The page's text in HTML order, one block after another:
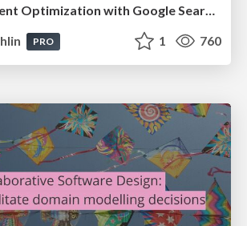
Efficient Content Optimization with Google Search Console & Apps Script
PRO 1 760